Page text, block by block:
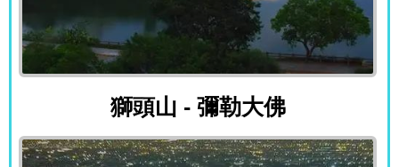
獅頭山 - 彌勒大佛
獅頭山 - 彌勒大佛